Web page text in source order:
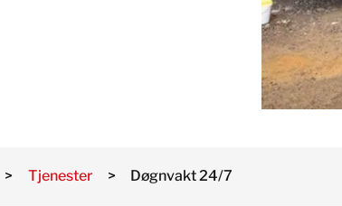
> Tjenester > Døgnvakt 24/7